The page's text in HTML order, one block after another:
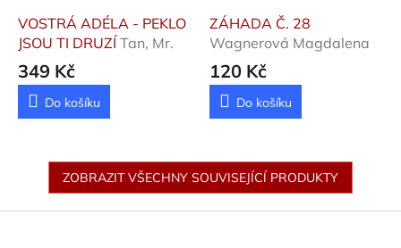
VOSTRÁ ADÉLA - PEKLO
JSOU TI DRUZÍ Tan, Mr.
349 Kč
Do košíku
ZÁHADA Č. 28
Wagnerová Magdalena
120 Kč
Do košíku
ZOBRAZIT VŠECHNY SOUVISEJÍCÍ PRODUKTY